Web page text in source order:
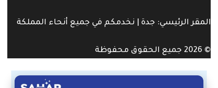
المقر الرئيسي: جدة | نخدمكم في جميع أنحاء المملكة
© 2026 جميع الحقوق محفوظة